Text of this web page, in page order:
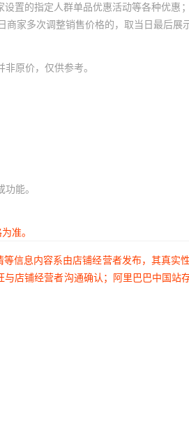
置的指定人群单品优惠活动等各种优惠
家多次调整销售价格的，取当日最后展
原价，仅供参考。
能。
准。
信息内容系由店铺经营者发布，其真实
店铺经营者沟通确认；阿里巴巴中国站